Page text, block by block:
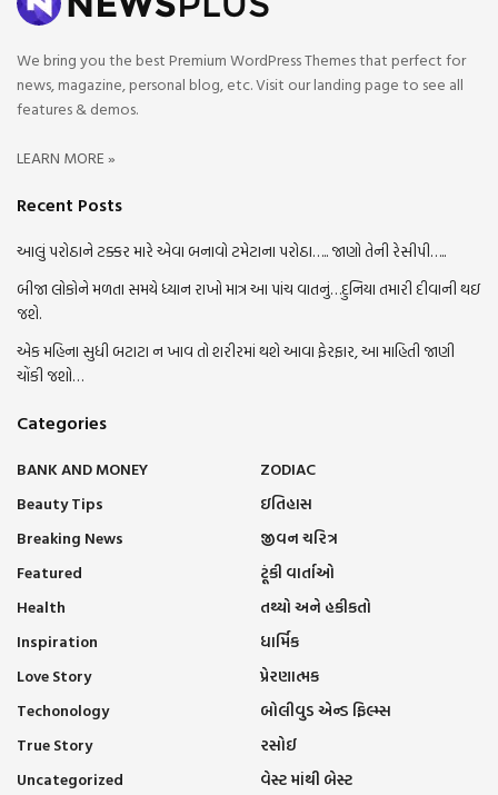
We bring you the best Premium WordPress Themes that perfect for
news, magazine, personal blog, etc. Visit our landing page to see all
features & demos.
LEARN MORE »
Recent Posts
આલું પરોઠાને ટક્કર મારે એવા બનાવો ટમેટાના પરોઠા….. જાણો તેની રેસીપી…..
બીજા લોકોને મળતા સમયે ધ્યાન રાખો માત્ર આ પાંચ વાતનું…દુનિયા તમારી દીવાની થઇ
જશે.
એક મહિના સુધી બટાટા ન ખાવ તો શરીરમાં થશે આવા ફેરફાર, આ માહિતી જાણી
ચોંકી જશો…
Categories
BANK AND MONEY
Beauty Tips
Breaking News
Featured
Health
Inspiration
Love Story
Techonology
True Story
Uncategorized
ZODIAC
ઇતિહાસ
જીવન ચરિત્ર
ટૂંકી વાર્તાઓ
તથ્યો અને હકીકતો
ધાર્મિક
પ્રેરણાત્મક
બોલીવુડ એન્ડ ફિલ્મ્સ
રસોઈ
વેસ્ટ માંથી બેસ્ટ